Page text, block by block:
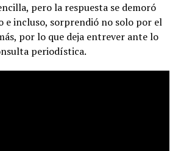
pero la respuesta se demoró
e incluso, sorprendió no solo por el
por lo que deja entrever ante lo
periodística.